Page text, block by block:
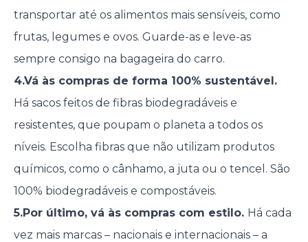
transportar até os alimentos mais sensíveis, como
frutas, legumes e ovos. Guarde-as e leve-as
sempre consigo na bagageira do carro.
4.Vá às compras de forma 100% sustentável.
Há sacos feitos de fibras biodegradáveis e
resistentes, que poupam o planeta a todos os
níveis. Escolha fibras que não utilizam produtos
químicos, como o cânhamo, a juta ou o tencel. São
100% biodegradáveis e compostáveis.
5.Por último, vá às compras com estilo. Há cada
vez mais marcas – nacionais e internacionais – a